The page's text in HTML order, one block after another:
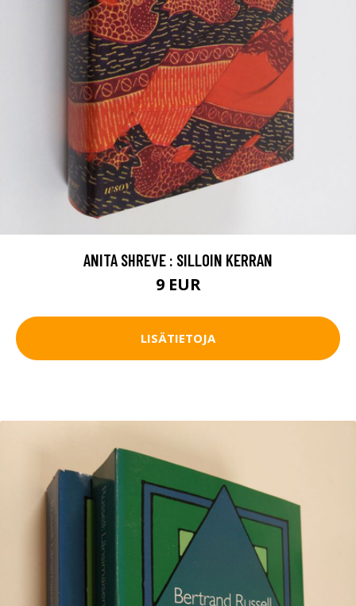
ANITA SHREVE : SILLOIN KERRAN
9 EUR
LISÄTIETOJA